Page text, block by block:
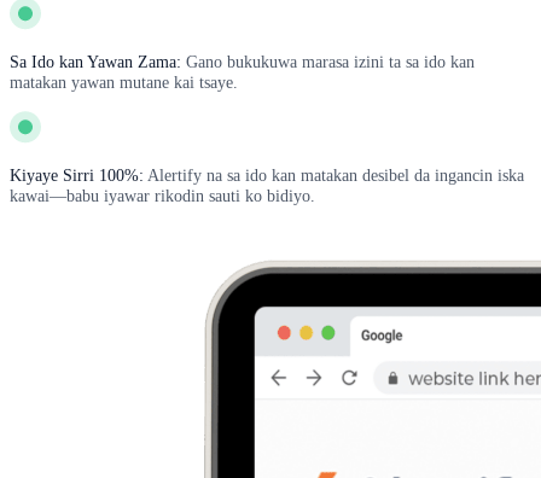
Sa Ido kan Yawan Zama: Gano bukukuwa marasa izini ta sa ido kan
matakan yawan mutane kai tsaye.
Kiyaye Sirri 100%: Alertify na sa ido kan matakan desibel da ingancin iska
kawai—babu iyawar rikodin sauti ko bidiyo.